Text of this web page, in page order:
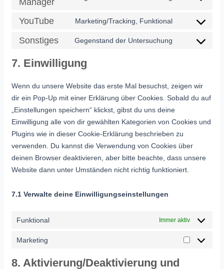
Manager
YouTube Marketing/Tracking, Funktional
Sonstiges Gegenstand der Untersuchung
7. Einwilligung
Wenn du unsere Website das erste Mal besuchst, zeigen wir
dir ein Pop-Up mit einer Erklärung über Cookies. Sobald du auf
„Einstellungen speichern“ klickst, gibst du uns deine
Einwilligung alle von dir gewählten Kategorien von Cookies und
Plugins wie in dieser Cookie-Erklärung beschrieben zu
verwenden. Du kannst die Verwendung von Cookies über
deinen Browser deaktivieren, aber bitte beachte, dass unsere
Website dann unter Umständen nicht richtig funktioniert.
7.1 Verwalte deine Einwilligungseinstellungen
Funktional Immer aktiv
Marketing
8. Aktivierung/Deaktivierung und